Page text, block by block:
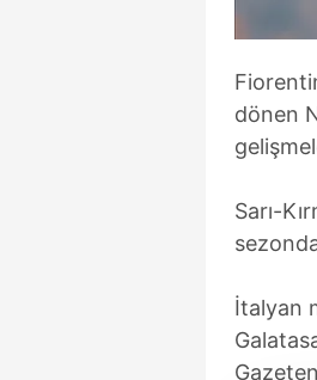
dönen
Sarı-
İtalyan